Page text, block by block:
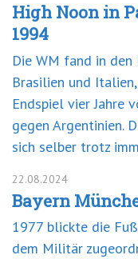
High Noon in
1994
Die WM fand in
Brasilien und
Endspiel vier Jahre
gegen Argentinien.
sich selber trotz
22.08.2024
Bayern
1977 blickte die
dem Militär